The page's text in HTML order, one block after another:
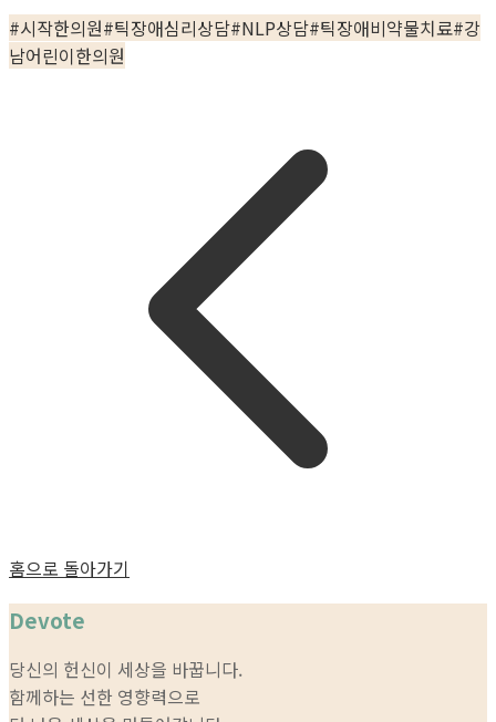
#시작한의원#틱장애심리상담#NLP상담#틱장애비약물치료#강
남어린이한의원
홈으로 돌아가기
Devote
당신의 헌신이 세상을 바꿉니다.
함께하는 선한 영향력으로